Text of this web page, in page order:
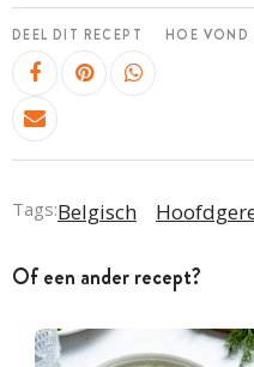
DEEL DIT RECEPT HOE VOND
Tags:Belgisch
Of een ander recept?